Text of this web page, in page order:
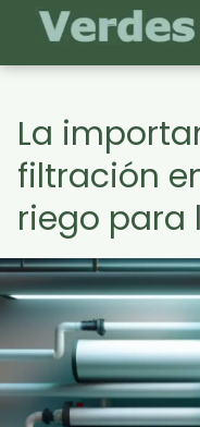
La
filtración
riego para